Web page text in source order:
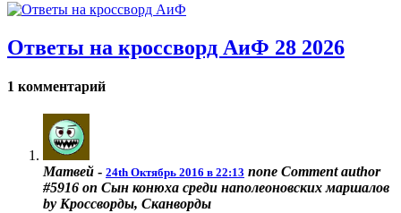
Ответы на кроссворд АиФ 28 2026
1 комментарий
Матвей - 24th Октябрь 2016 в 22:13 none Comment author
#5916 on Сын конюха среди наполеоновских маршалов
by Кроссворды, Сканворды